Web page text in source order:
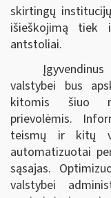
skirtingų institucijų
išieškojimą
antstoliai.
valstybei bus
kitomis šiuo
prievolėmis.
teismų ir kitų
automatizuotai
sąsajas.
valstybei